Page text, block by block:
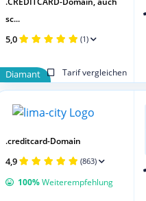
Diamant Tarif vergleichen
sc...
5,0 (1)
.creditcard-Domain
4,9 (863)
100%Weiterempfehlung